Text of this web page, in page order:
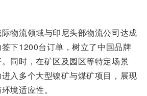
物流领域与印尼头部物流公司达成
下1200台订单，树立了中国品牌
同时，在矿区及园区等特定场景
入多个大型镍矿与煤矿项目，展现
境适应性。